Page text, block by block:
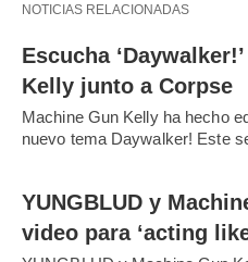
NOTICIAS RELACIONADAS
Escucha
Kelly junto a Corpse
Machine Gun Kelly ha hecho
nuevo tema Daywalker! Este
YUNGBLUD y
video para ‘acting